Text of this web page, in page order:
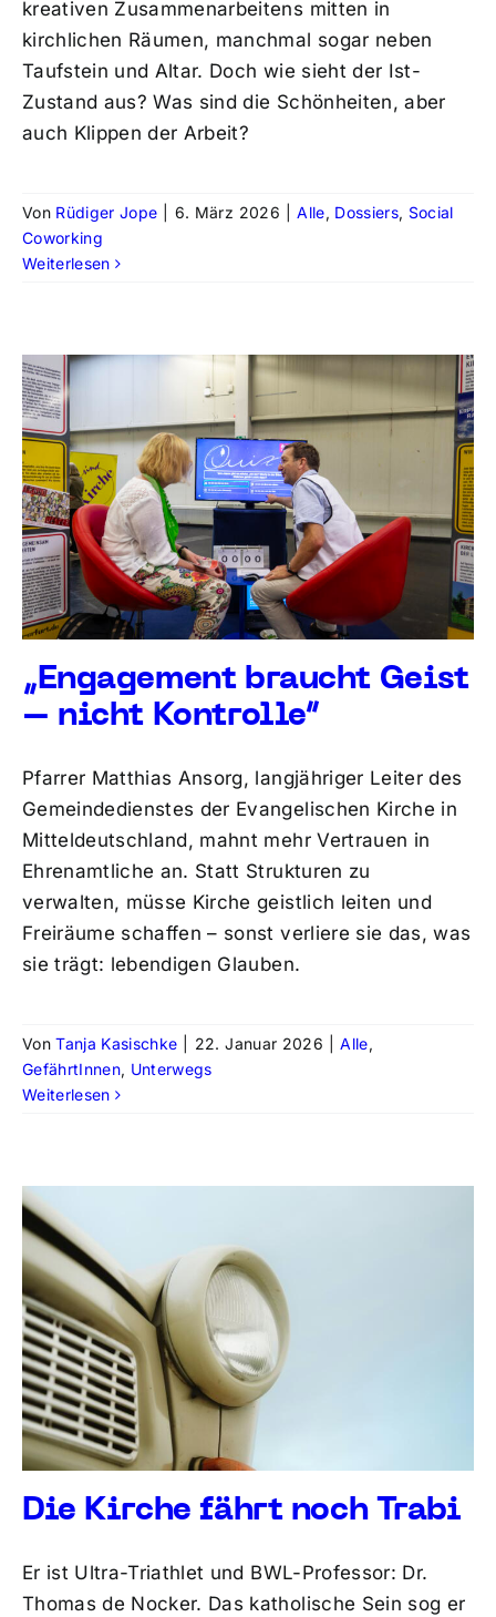
kreativen Zusammenarbeitens mitten in
kirchlichen Räumen, manchmal sogar neben
Taufstein und Altar. Doch wie sieht der Ist-
Zustand aus? Was sind die Schönheiten, aber
auch Klippen der Arbeit?
Von Rüdiger Jope 6. März 2026 Alle, Dossiers, Social
Coworking
Weiterlesen
„Engagement braucht Geist
– nicht Kontrolle“
Pfarrer Matthias Ansorg, langjähriger Leiter des
Gemeindedienstes der Evangelischen Kirche in
Mitteldeutschland, mahnt mehr Vertrauen in
Ehrenamtliche an. Statt Strukturen zu
verwalten, müsse Kirche geistlich leiten und
Freiräume schaffen – sonst verliere sie das, was
sie trägt: lebendigen Glauben.
VonTanja Kasischke 22. Januar 2026 Alle,
GefährtInnen, Unterwegs
Weiterlesen
Die Kirche fährt noch Trabi
Er ist Ultra-Triathlet und BWL-Professor: Dr.
Thomas de Nocker. Das katholische Sein sog er